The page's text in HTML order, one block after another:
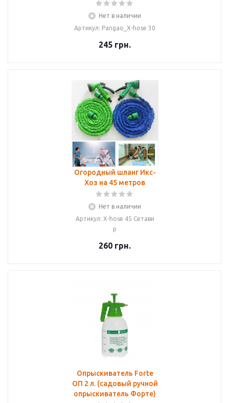
Нет в наличии
Артикул: Pangao_X-hose 30
245 грн.
Огородный шланг Икс-
Хоз на 45 метров
Нет в наличии
Артикул: X-hose 45 Сетави
р
260 грн.
Опрыскиватель Forte
ОП 2 л. (садовый ручной
опрыскиватель Форте)